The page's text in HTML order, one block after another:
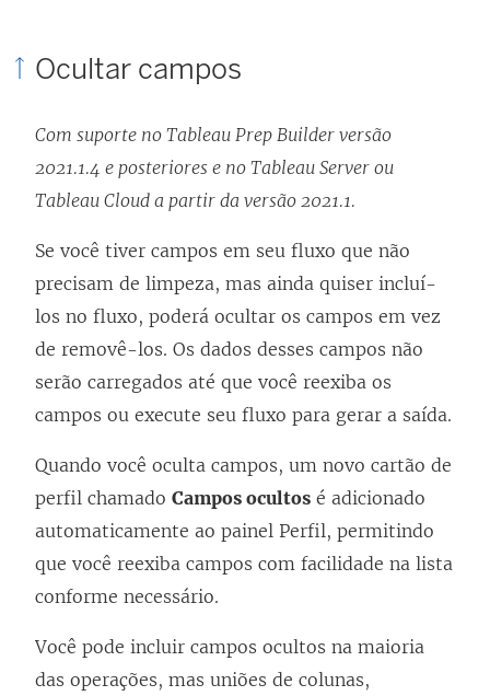
Ocultar campos
Com suporte no Tableau Prep Builder versão
2021.1.4 e posteriores e no Tableau Server ou
Tableau Cloud a partir da versão 2021.1.
Se você tiver campos em seu fluxo que não
precisam de limpeza, mas ainda quiser incluí-
los no fluxo, poderá ocultar os campos em vez
de removê-los. Os dados desses campos não
serão carregados até que você reexiba os
campos ou execute seu fluxo para gerar a saída.
Quando você oculta campos, um novo cartão de
perfil chamado Campos ocultos é adicionado
automaticamente ao painel Perfil, permitindo
que você reexiba campos com facilidade na lista
conforme necessário.
Você pode incluir campos ocultos na maioria
das operações, mas uniões de colunas,